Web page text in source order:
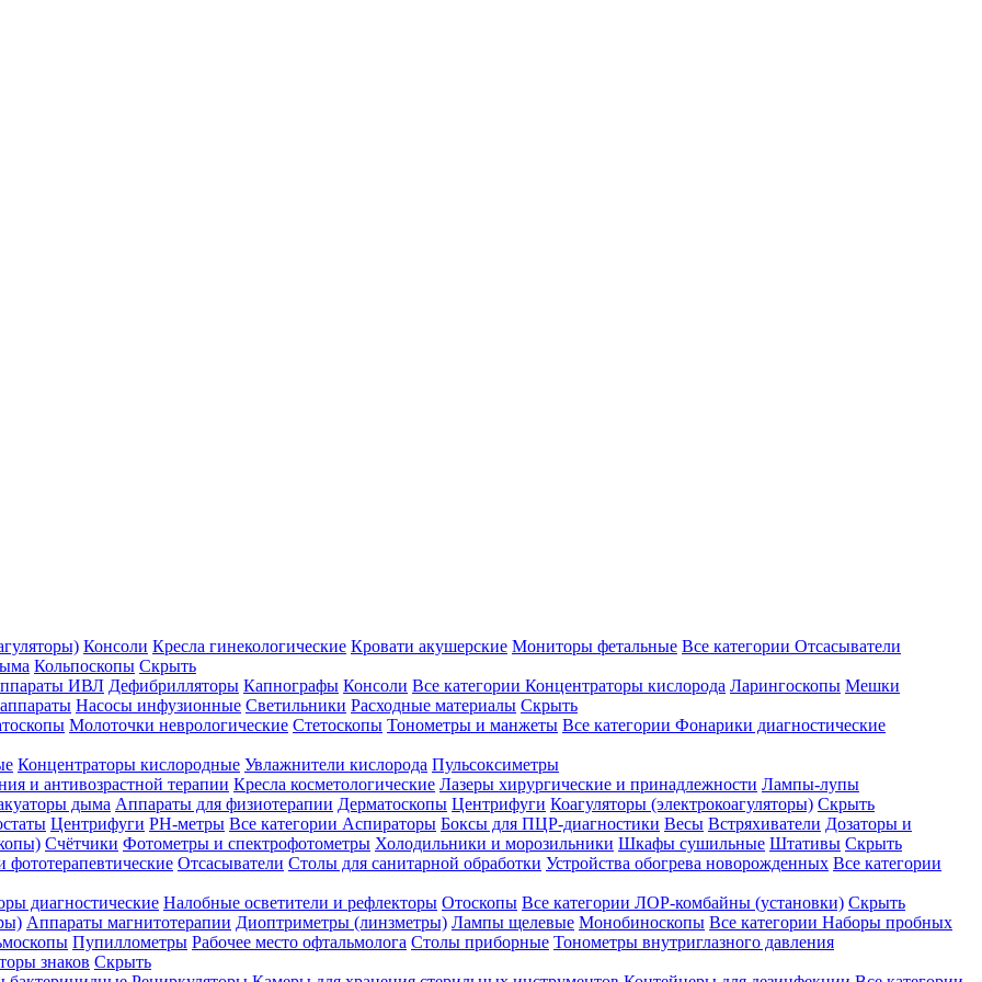
Консоли Кресла гинекологические Кровати акушерские Мониторы фетальные Все категории Отсасыватели
Кольпоскопы Скрыть
ИВЛ Дефибрилляторы Капнографы Консоли Все категории Концентраторы кислорода Ларингоскопы Мешки
Насосы инфузионные Светильники Расходные материалы Скрыть
Молоточки неврологические Стетоскопы Тонометры и манжеты Все категории Фонарики диагностические
Концентраторы кислородные Увлажнители кислорода Пульсоксиметры
и антивозрастной терапии Кресла косметологические Лазеры хирургические и принадлежности Лампы-лупы
дыма Аппараты для физиотерапии Дерматоскопы Центрифуги Коагуляторы (электрокоагуляторы) Скрыть
Центрифуги PH-метры Все категории Аспираторы Боксы для ПЦР-диагностики Весы Встряхиватели Дозаторы и
Счётчики Фотометры и спектрофотометры Холодильники и морозильники Шкафы сушильные Штативы Скрыть
фототерапевтические Отсасыватели Столы для санитарной обработки Устройства обогрева новорожденных Все категории
диагностические Налобные осветители и рефлекторы Отоскопы Все категории ЛОР-комбайны (установки) Скрыть
Аппараты магнитотерапии Диоптриметры (линзметры) Лампы щелевые Монобиноскопы Все категории Наборы пробных
Пупиллометры Рабочее место офтальмолога Столы приборные Тонометры внутриглазного давления
знаков Скрыть